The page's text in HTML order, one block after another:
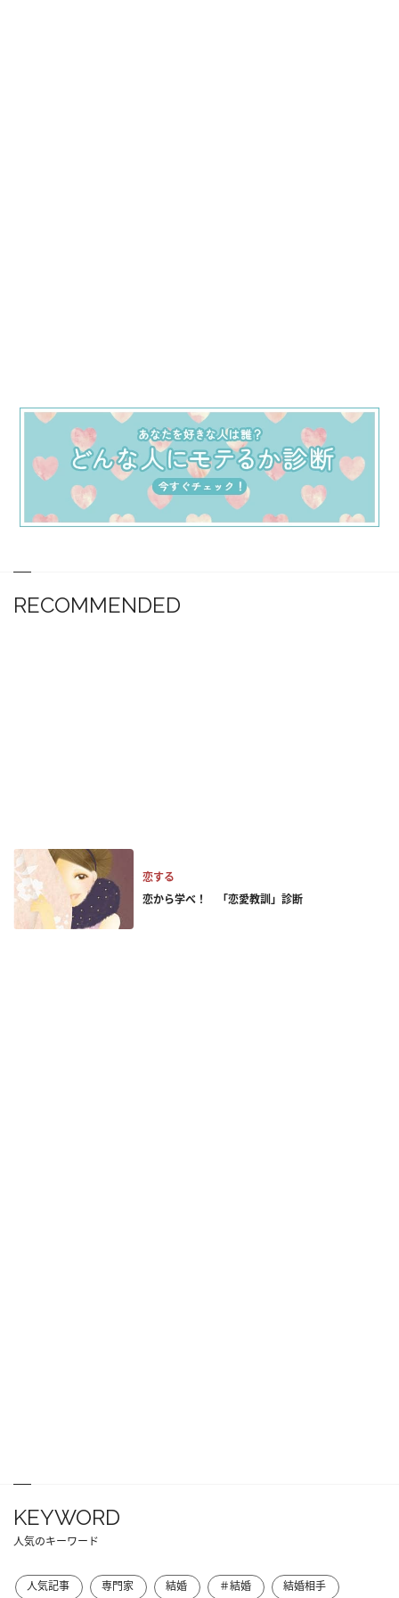
RECOMMENDED
恋する
恋から学べ！ 「恋愛教訓」診断
KEYWORD
人気のキーワード
人気記事 専門家 結婚 ＃結婚
結婚相手